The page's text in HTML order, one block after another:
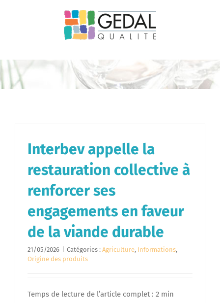
Interbev appelle la
restauration collective à
renforcer ses
engagements en faveur
de la viande durable
21/05/2026 Catégories : Agriculture, Informations,
Origine des produits
Temps de lecture de l’article complet : 2 min